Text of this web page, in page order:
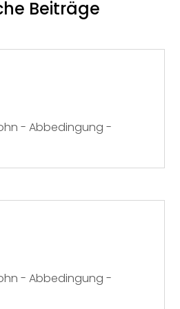
Beiträge
- Abbedingung -
- Abbedingung -